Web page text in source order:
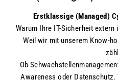
Erstklassige (Managed)
Warum Ihre IT-Sicherheit
Weil wir mit unserem Know-
Ob
Awareness oder Datenschutz.